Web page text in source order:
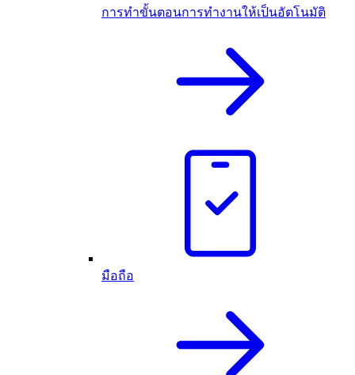
การทำขั้นตอนการทำงานให้เป็นอัตโนมัติ
มือถือ